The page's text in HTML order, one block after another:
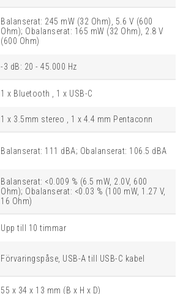
Balanserat: 245 mW (32 Ohm), 5.6 V (600
Ohm); Obalanserat: 165 mW (32 Ohm), 2.8 V
(600 Ohm)
-3 dB: 20 - 45.000 Hz
1 x Bluetooth , 1 x USB-C
1 x 3.5mm stereo , 1 x 4.4 mm Pentaconn
Balanserat: 111 dBA; Obalanserat: 106.5 dBA
Balanserat: <0.009 % (6.5 mW, 2.0V, 600
Ohm); Obalanserat: <0.03 % (100 mW, 1.27 V,
16 Ohm)
Upp till 10 timmar
Förvaringspåse, USB-A till USB-C kabel
55 x 34 x 13 mm (B x H x D)